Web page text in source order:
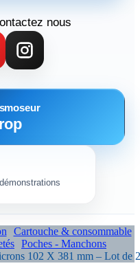
nous
Cartouche & consommable
Poches - Manchons
102 X 381 mm – Lot de 2